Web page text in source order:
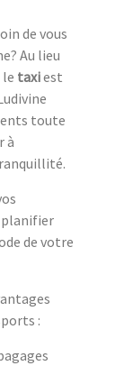
de vous
Au lieu
le taxiest
toute
à
planifier
de votre
: